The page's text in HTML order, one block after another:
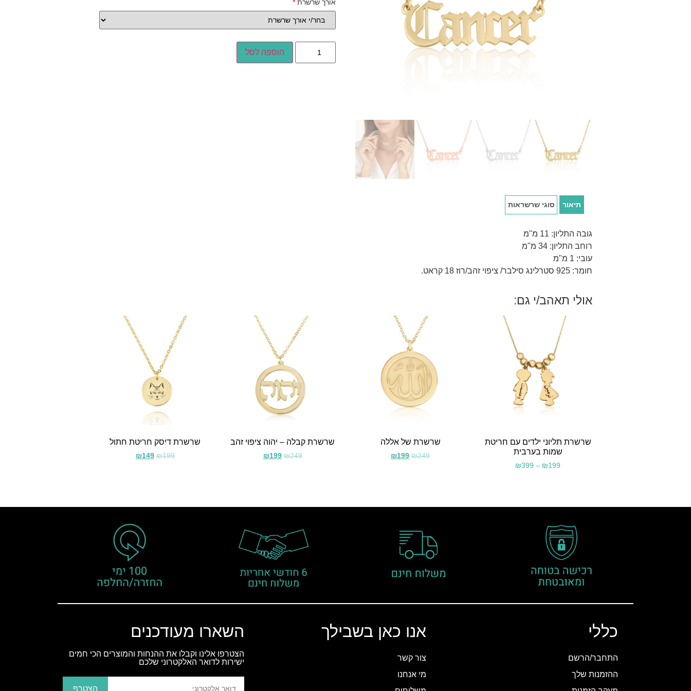
אורך שרשרת*
הוספה לסל
תיאור סוגי שרשראות
גובה התליון: 11 מ"מ
רוחב התליון: 34 מ"מ
עובי: 1 מ"מ
חומר: 925 סטרלינג סילבר/ ציפוי זהב/רוז 18 קראט.
אולי תאהב/י גם:
שרשרת תליוני ילדים עם חריטת
שמות בערבית
₪199
–
₪399
שרשרת של אללה
₪249
₪199
שרשרת קבלה – יהוה ציפוי זהב
₪249
₪199
שרשרת דיסק חריטת חתול
₪199
₪149
כללי
התחבר/הרשם
ההזמנות שלך
אנו כאן בשבילך
צור קשר
מי אנחנו
השארו מעודכנים
הצטרפו אלינו וקבלו את ההנחות והמוצרים הכי חמים
ישירות לדואר האלקטרוני שלכם
הצטרף